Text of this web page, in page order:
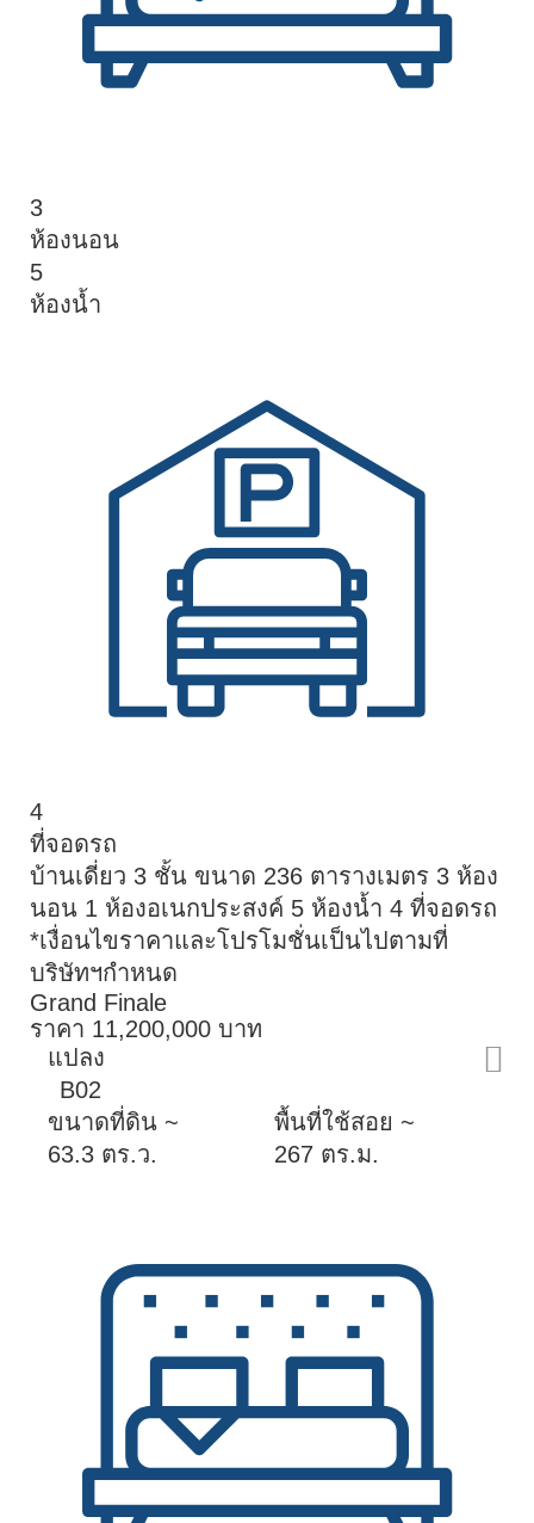
3
ห้องนอน
5
ห้องน้ำ
4
ที่จอดรถ
บ้านเดี่ยว 3 ชั้น ขนาด 236 ตารางเมตร 3 ห้อง
นอน 1 ห้องอเนกประสงค์ 5 ห้องน้ำ 4 ที่จอดรถ
*เงื่อนไขราคาและโปรโมชั่นเป็นไปตามที่
บริษัทฯกำหนด
Grand Finale
ราคา 11,200,000 บาท
แปลง
B02
ขนาดที่ดิน ~
63.3 ตร.ว.
พื้นที่ใช้สอย ~
267 ตร.ม.